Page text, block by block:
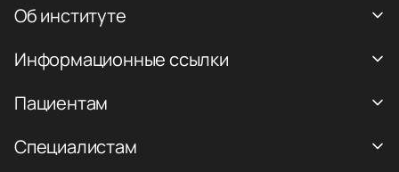
Об институте
Информационные ссылки
Пациентам
Специалистам